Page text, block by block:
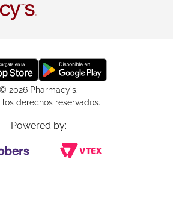
© 2026 Pharmacy's.
los derechos reservados.
Powered by: